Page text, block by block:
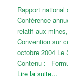
Rapport
Conférence
relatif aux
Convention sur
octobre 2004 Le
Contenu :–
Lire la suite…